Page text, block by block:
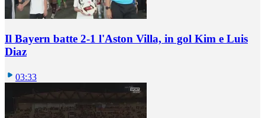
Il Bayern batte 2-1 l'Aston Villa, in gol Kim e Luis
Diaz
03:33